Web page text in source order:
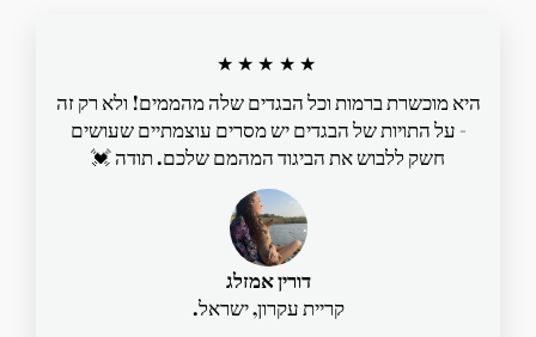
★★★★★
היא מוכשרת ברמות וכל הבגדים שלה מהממים! ולא רק זה
- על התויות של הבגדים יש מסרים עוצמתיים שעושים
חשק ללבוש את הביגוד המהמם שלכם. תודה 💓
דורין אמזלג
קריית עקרון, ישראל.